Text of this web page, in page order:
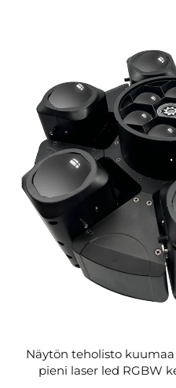
Näytön teholisto
pieni laser led RGBW